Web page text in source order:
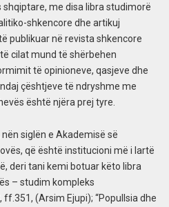
me disa libra studimorë
shkencore dhe artikuj
publikuar në revista shkencore
cilat mund të shërbehen
të opinioneve, qasjeve dhe
çështjeve të ndryshme me
është njëra prej tyre.
siglën e Akademisë së
që është institucioni më i lartë
deri tani kemi botuar këto libra
– studim kompleks
ff.351, (Arsim Ejupi); “Popullsia dhe